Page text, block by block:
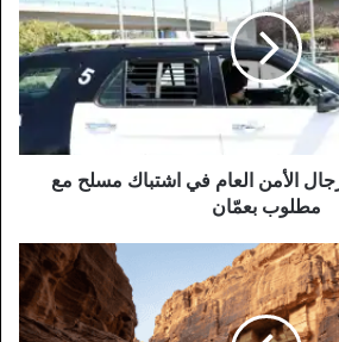
الأمن العام في اشتباك مسلح مع
مطلوب بعمّان